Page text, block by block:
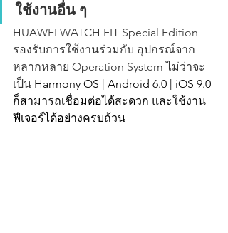
ใช้งานอื่น ๆ
HUAWEI WATCH FIT Special Edition
รองรับการใช้งานร่วมกับ อุปกรณ์จาก
หลากหลาย Operation System ไม่ว่าจะ
เป็น Harmony OS | Android 6.0 | iOS 9.0
ก็สามารถเชื่อมต่อได้สะดวก และใช้งาน
ฟีเจอร์ได้อย่างครบถ้วน